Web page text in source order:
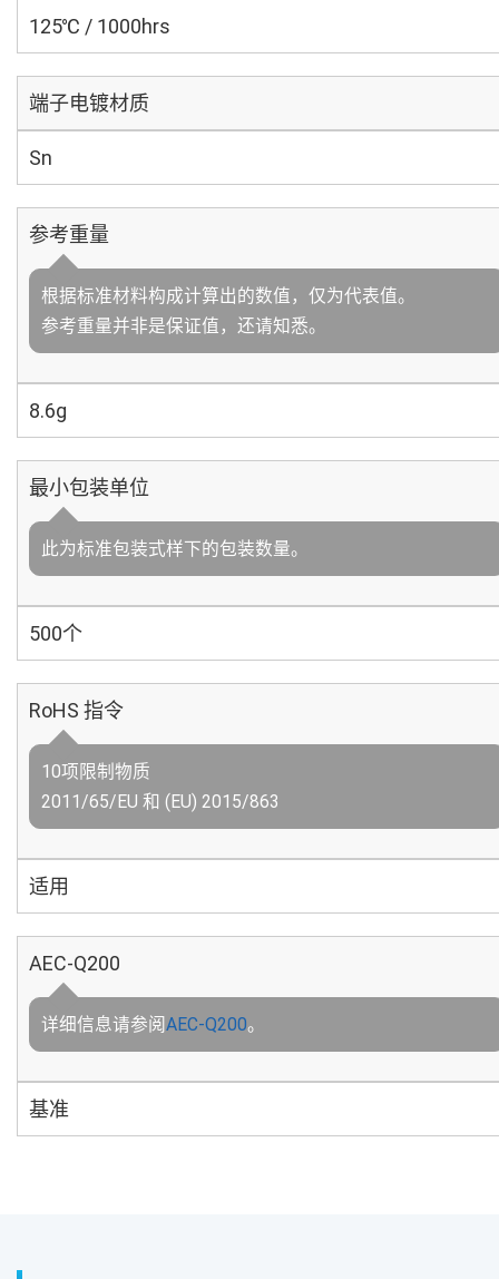
125℃ / 1000hrs
端子电镀材质
Sn
参考重量
根据标准材料构成计算出的数值，仅为代表值。
参考重量并非是保证值，还请知悉。
8.6g
最小包装单位
此为标准包装式样下的包装数量。
500个
RoHS 指令
10项限制物质
2011/65/EU 和 (EU) 2015/863
适用
AEC-Q200
详细信息请参阅AEC-Q200。
基准